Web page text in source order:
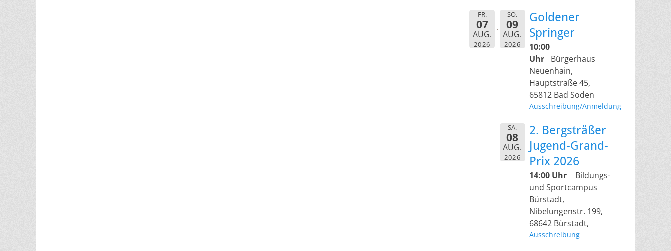
FR.
07
AUG.
2026
SO.
09
AUG.
2026
Goldener
Springer
10:00
Uhr
Bürgerhaus
Neuenhain,
Hauptstraße 45,
65812 Bad Soden
Ausschreibung/Anmeldung
SA.
08
AUG.
2026
2. Bergsträßer
Jugend-Grand-
Prix 2026
14:00 Uhr
Bildungs-
und Sportcampus
Bürstadt,
Nibelungenstr. 199,
68642 Bürstadt,
Ausschreibung